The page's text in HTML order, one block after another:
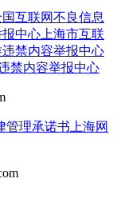
互联网不良信息
上海市互联
禁内容举报中心
管理承诺书 上海网